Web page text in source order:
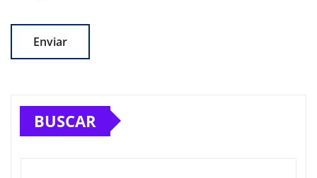
BUSCAR